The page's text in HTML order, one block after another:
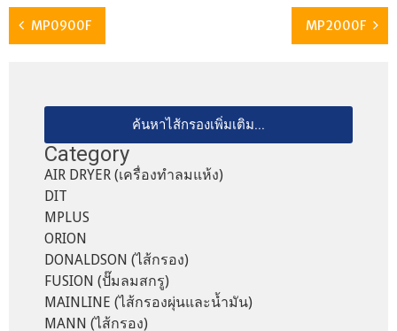
MP0900F MP2000F
ค้นหาไส้กรองเพิ่มเติม...
Category
AIR DRYER (เครื่องทำลมแห้ง)
DIT
MPLUS
ORION
DONALDSON (ไส้กรอง)
FUSION (ปั๊มลมสกรู)
MAINLINE (ไส้กรองผุ่นและน้ำมัน)
MANN (ไส้กรอง)